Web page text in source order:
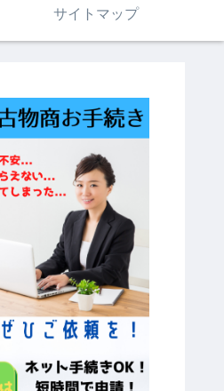
サイトマップ